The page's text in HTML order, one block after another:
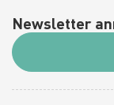
Newsletter